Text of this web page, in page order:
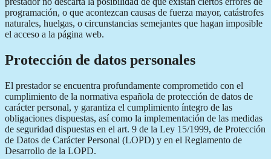
programación, o que acontezcan causas de fuerza mayor, catástrofes
naturales, huelgas, o circunstancias semejantes que hagan imposible
el acceso a la página web.
Protección de datos personales
El prestador se encuentra profundamente comprometido con el
cumplimiento de la normativa española de protección de datos de
carácter personal, y garantiza el cumplimiento íntegro de las
obligaciones dispuestas, así como la implementación de las medidas
de seguridad dispuestas en el art. 9 de la Ley 15/1999, de Protección
de Datos de Carácter Personal (LOPD) y en el Reglamento de
Desarrollo de la LOPD.